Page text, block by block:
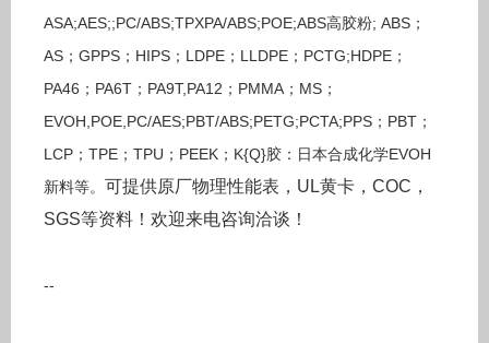
ASA;AES;;PC/ABS;TPXPA/ABS;POE;ABS高胶粉; ABS；
AS；GPPS；HIPS；LDPE；LLDPE；PCTG;HDPE；
PA46；PA6T；PA9T,PA12；PMMA；MS；
EVOH,POE,PC/AES;PBT/ABS;PETG;PCTA;PPS；PBT；
LCP；TPE；TPU；PEEK；K{Q}胶：日本合成化学EVOH
新料等。 可提供原厂物理性能表，UL黄卡，COC，
SGS等资料！欢迎来电咨询洽谈！
--